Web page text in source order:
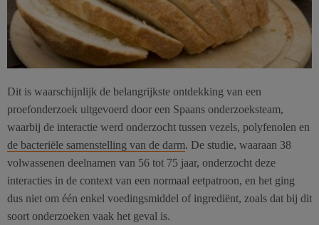
Dit is waarschijnlijk de belangrijkste ontdekking van een
proefonderzoek uitgevoerd door een Spaans onderzoeksteam,
waarbij de interactie werd onderzocht tussen vezels, polyfenolen en
de bacteriële samenstelling van de darm. De studie, waaraan 38
volwassenen deelnamen van 56 tot 75 jaar, onderzocht deze
interacties in de context van een normaal eetpatroon, en het ging
dus niet om één enkel voedingsmiddel of ingrediënt, zoals dat bij dit
soort onderzoeken vaak het geval is.